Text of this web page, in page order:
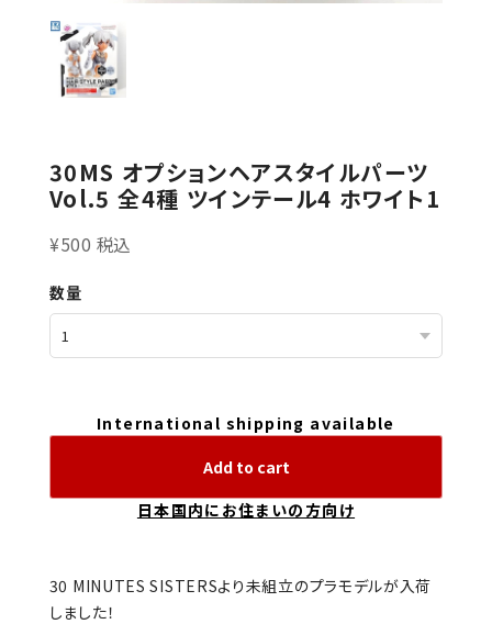
30MS オプションヘアスタイルパーツ
Vol.5 全4種 ツインテール4 ホワイト1
¥500 税込
数量
International shipping available
Add to cart
日本国内にお住まいの方向け
30 MINUTES SISTERSより未組立のプラモデルが入荷
しました！